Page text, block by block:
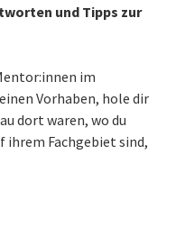
und Tipps zur
im
Vorhaben, hole dir
dort waren, wo du
ihrem Fachgebiet sind,